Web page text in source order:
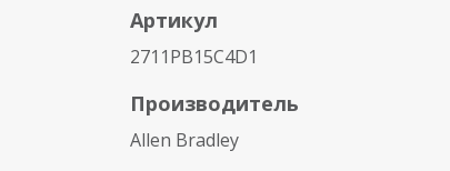
Артикул
2711PB15C4D1
Производитель
Allen Bradley